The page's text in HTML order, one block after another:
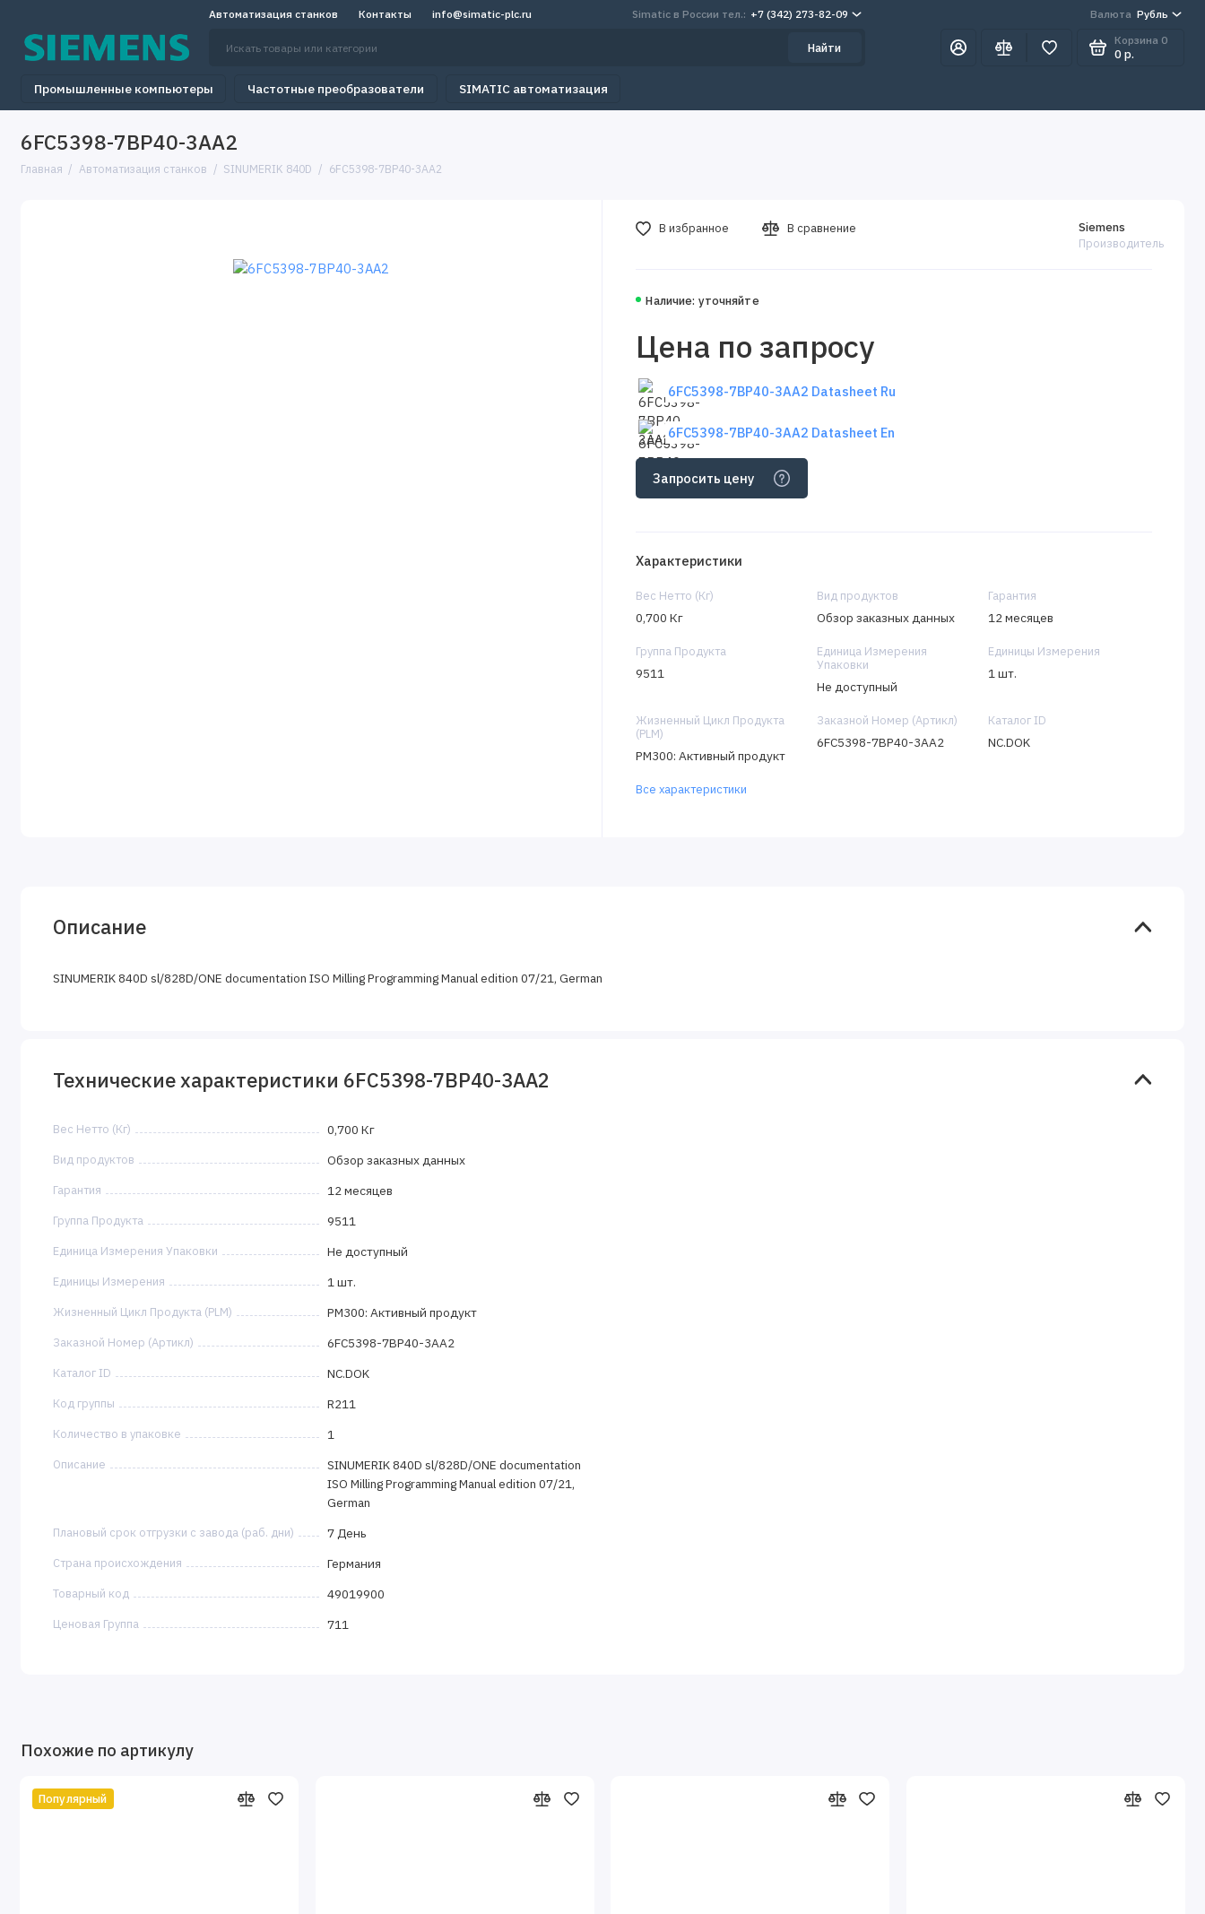
Автоматизация станков Контакты info@simatic-plc.ru Simatic в России тел.: +7 (342) 273-82-09 Валюта Рубль
Найти
Корзина 0
0 р.
Промышленные компьютеры Частотные преобразователи SIMATIC автоматизация
6FC5398-7BP40-3AA2
Главная Автоматизация станков SINUMERIK 840D 6FC5398-7BP40-3AA2
Наличие: уточняйте
Siemens
Производитель
Цена по запросу
6FC5398-7BP40-3AA2 Datasheet Ru
6FC5398-7BP40-3AA2 Datasheet En
Запросить цену
В избранное В сравнение
Характеристики
Вес Нетто (Кг)
0,700 Кг
Вид продуктов
Обзор заказных данных
Гарантия
12 месяцев
Группа Продукта
9511
Единица Измерения
Упаковки
Не доступный
Единицы Измерения
1 шт.
Жизненный Цикл Продукта
(PLM)
PM300: Активный продукт
Заказной Номер (Артикл)
6FC5398-7BP40-3AA2
Каталог ID
NC.DOK
Все характеристики
Описание
SINUMERIK 840D sl/828D/ONE documentation ISO Milling Programming Manual edition 07/21, German
Технические характеристики 6FC5398-7BP40-3AA2
Вес Нетто (Кг) 0,700 Кг
Вид продуктов Обзор заказных данных
Гарантия 12 месяцев
Группа Продукта 9511
Единица Измерения Упаковки Не доступный
Единицы Измерения 1 шт.
Жизненный Цикл Продукта (PLM) PM300: Активный продукт
Заказной Номер (Артикл) 6FC5398-7BP40-3AA2
Каталог ID NC.DOK
Код группы R211
Количество в упаковке 1
Описание
SINUMERIK 840D sl/828D/ONE documentation
ISO Milling Programming Manual edition 07/21,
German
Плановый срок отгрузки с завода (раб. дни) 7 День
Страна происхождения Германия
Товарный код 49019900
Ценовая Группа 711
Похожие по артикулу
Популярный